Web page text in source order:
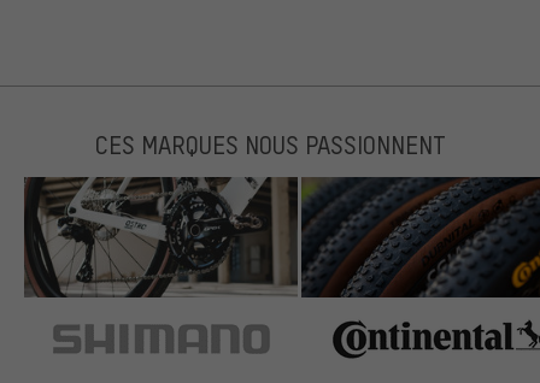
CES MARQUES NOUS PASSIONNENT